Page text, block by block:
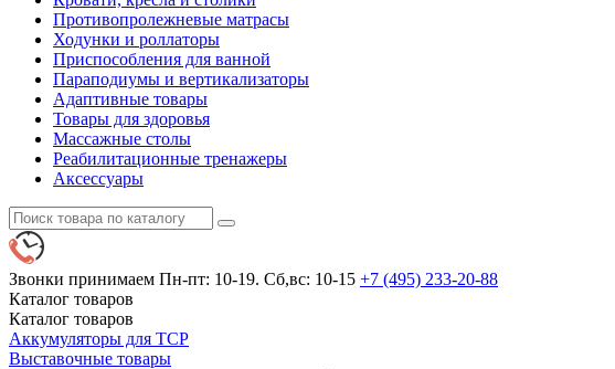
Противопролежневые матрасы
Ходунки и роллаторы
Приспособления для ванной
Параподиумы и вертикализаторы
Адаптивные товары
Товары для здоровья
Массажные столы
Реабилитационные тренажеры
Аксессуары
Звонки принимаем Пн-пт: 10-19. Сб,вс: 10-15 +7 (495) 233-20-88
Каталог товаров
Каталог товаров
Аккумуляторы для ТСР
Выставочные товары